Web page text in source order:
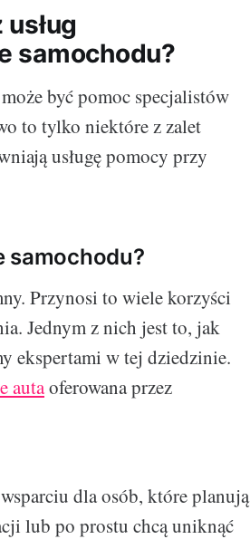
samochodu?
być pomoc specjalistów
to tylko niektóre z zalet
usługę pomocy przy
samochodu?
Przynosi to wiele korzyści
Jednym z nich jest to, jak
ekspertami w tej dziedzinie.
autaoferowana przez
dla osób, które planują
lub po prostu chcą uniknąć